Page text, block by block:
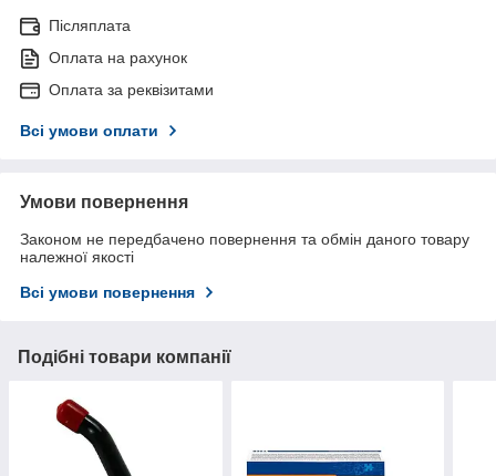
Післяплата
Оплата на рахунок
Оплата за реквізитами
Всі умови оплати
Умови повернення
Законом не передбачено повернення та обмін даного товару
належної якості
Всі умови повернення
Подібні товари компанії